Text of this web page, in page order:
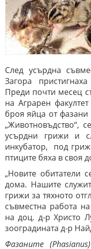
След усърдна
Загора
Преди почти месец
на Аграрен
броя яйца от фазани
„Животновъдство“,
усърдни грижи и
инкубатор, под
птиците бяха в своя
„Новите обитатели
дома. Нашите
грижи за тяхното
съвместна работа
на доц. д-р Христо
зооградината д-р
Фазаните